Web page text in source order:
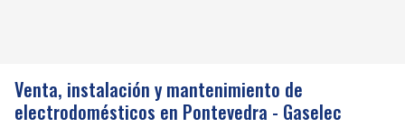
Venta, instalación y mantenimiento de
electrodomésticos en Pontevedra - Gaselec